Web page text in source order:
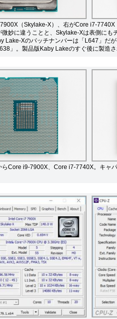
（Skylake-X）、右がCore i7-7740X
微妙に違うことと、Skylake-Xは表側にも
Lake-Xのバッチナンバーは「L647」だ
」。製品版Kaby Lakeのすぐ後に製造さ
らCore i9-7900X、Core i7-7740X。キャ